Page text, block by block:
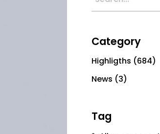
Category
Highligths (684)
News (3)
Tag